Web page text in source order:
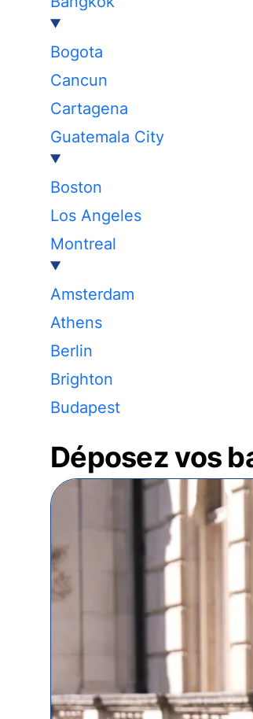
Bogota
Cancun
Cartagena
Guatemala City
Boston
Los Angeles
Montreal
Amsterdam
Athens
Berlin
Brighton
Budapest
Déposez vos